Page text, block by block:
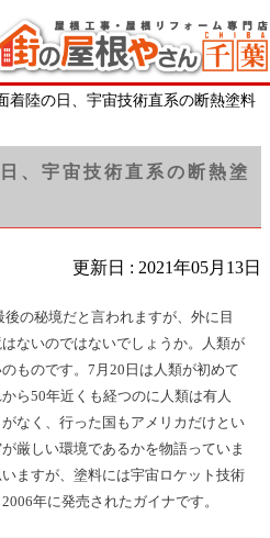
着陸の日、宇宙技術直系の断熱塗料
、宇宙技術直系の断熱塗
更新日 : 2021年05月13日
の秘境だと言われますが、外に目
ないのではないでしょうか。人類が
ものです。7月20日は人類が初めて
ら50年近くも経つのに人類は有人
なく、行った国もアメリカだけとい
厳しい環境であるかを物語っていま
ますが、塗料には宇宙ロケット技術
年に発売されたガイナです。